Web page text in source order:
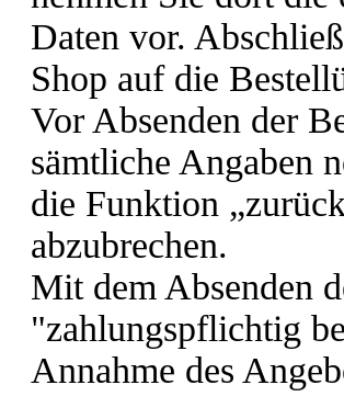
Daten vor.
Shop auf die
Vor Absenden der
sämtliche Angaben
die Funktion
abzubrechen.
Mit dem Absenden
"zahlungspflichtig
Annahme des